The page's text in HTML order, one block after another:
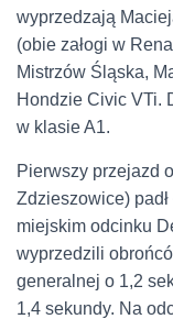
wyprzedzają
(obie załogi w
Mistrzów Śląska,
Hondzie Civic VTi.
w klasie A1.
Pierwszy przejazd
Zdzieszowice)
miejskim odcinku
wyprzedzili
generalnej o 1,2
1,4 sekundy. Na